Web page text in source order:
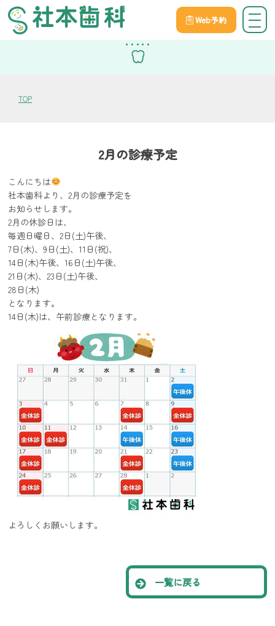
Web予約
スタッフブログ
TOP
2月の診療予定
こんにちは
社本歯科より、2月の診療予定を
お知らせします。
2月の休診日は、
毎週日曜日、2日(土)午後、
7日(木)、9日(土)、11日(祝)、
14日(木)午後、16日(土)午後、
21日(木)、23日(土)午後、
28日(木)
となります。
14日(木)は、午前診療となります。
よろしくお願いします。
一覧に戻る